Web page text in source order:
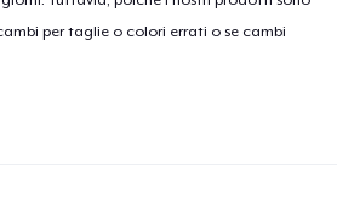
per taglie o colori errati o se cambi